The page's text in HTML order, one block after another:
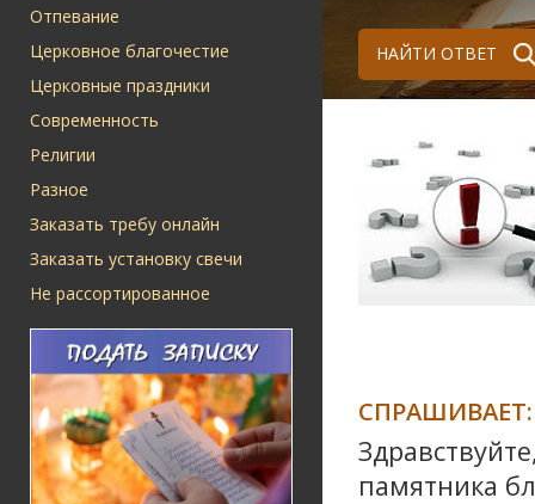
Отпевание
Церковное благочестие
Церковные праздники
Современность
Религии
Разное
Заказать требу онлайн
Заказать установку свечи
Не рассортированное
НАЙТИ ОТВЕТ
СПРАШИВАЕТ:
памятника